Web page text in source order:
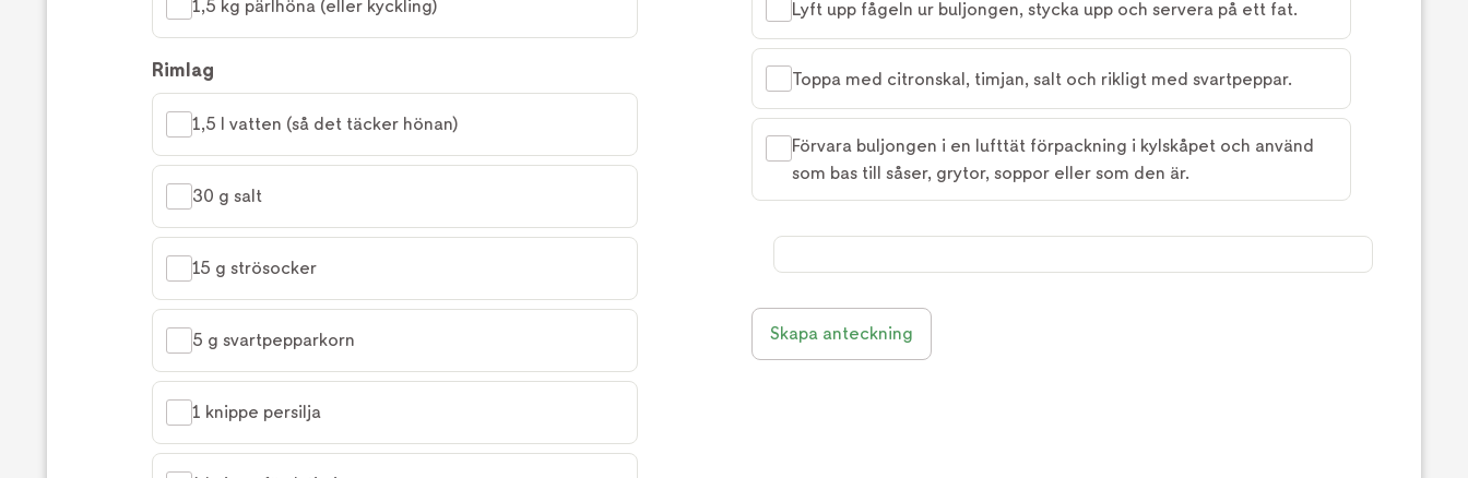
1,5 kg pärlhöna (eller kyckling)
Rimlag
1,5 l vatten (så det täcker hönan)
30 g salt
15 g strösocker
5 g svartpepparkorn
1 knippe persilja
Lyft upp fågeln ur buljongen, stycka upp och servera på ett fat.
Toppa med citronskal, timjan, salt och rikligt med svartpeppar.
Förvara buljongen i en lufttät förpackning i kylskåpet och använd
som bas till såser, grytor, soppor eller som den är.
Skapa anteckning